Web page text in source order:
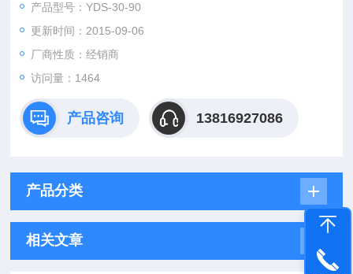
提供更好的产品和服务。
产品型号：YDS-30-90
更新时间：2015-09-06
厂商性质：经销商
访问量：1464
产品咨询 13816927086
产品分类
相关文章